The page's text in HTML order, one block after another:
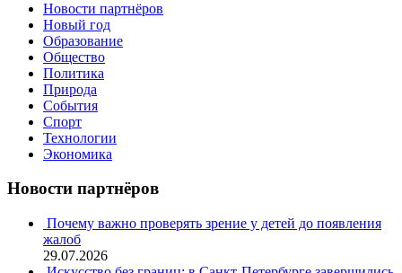
Новости партнёров
Новый год
Образование
Общество
Политика
Природа
События
Спорт
Технологии
Экономика
Новости партнёров
Почему важно проверять зрение у детей до появления
жалоб
29.07.2026